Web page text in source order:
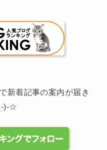
新着記事の案内が届き
)-☆